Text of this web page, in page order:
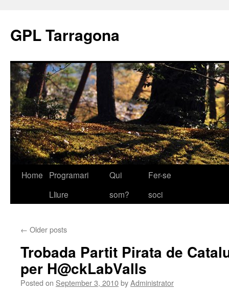
content
GPL Tarragona
Home
Programari
Lliure
Qui
som?
Fer-se
soci
← Older posts
Trobada Partit Pirata de
per H@ckLabValls
Posted on September 3, 2010byAdministrator